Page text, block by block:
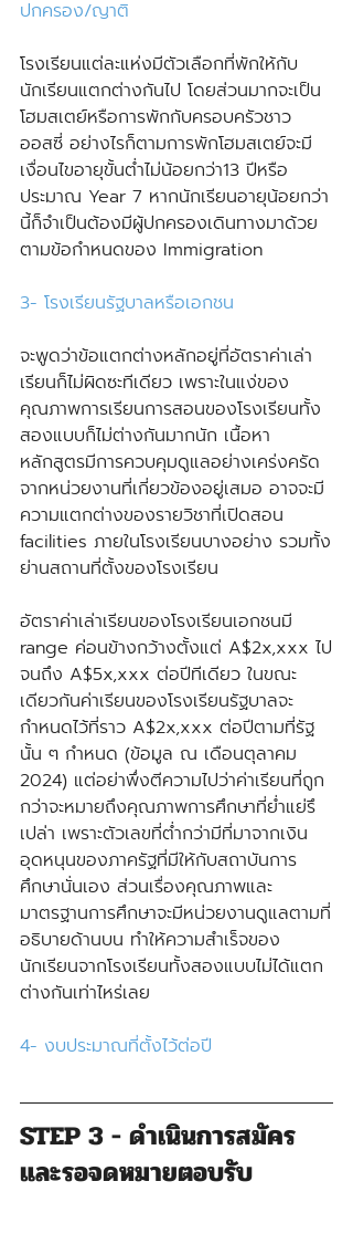
ปกครอง/ญาติ
โรงเรียนแต่ละแห่งมีตัวเลือกที่พักให้กับ
นักเรียนแตกต่างกันไป โดยส่วนมากจะเป็น
โฮมสเตย์หรือการพักกับครอบครัวชาว
ออสซี่ อย่างไรก็ตามการพักโฮมสเตย์จะมี
เงื่อนไขอายุขั้นต่ำไม่น้อยกว่า13 ปีหรือ
ประมาณ Year 7 หากนักเรียนอายุน้อยกว่า
นี้ก็จำเป็นต้องมีผู้ปกครองเดินทางมาด้วย
ตามข้อกำหนดของ Immigration
3- โรงเรียนรัฐบาลหรือเอกชน
จะพูดว่าข้อแตกต่างหลักอยู่ที่อัตราค่าเล่า
เรียนก็ไม่ผิดซะทีเดียว เพราะในแง่ของ
คุณภาพการเรียนการสอนของโรงเรียนทั้ง
สองแบบก็ไม่ต่างกันมากนัก เนื้อหา
หลักสูตรมีการควบคุมดูแลอย่างเคร่งครัด
จากหน่วยงานที่เกี่ยวข้องอยู่เสมอ อาจจะมี
ความแตกต่างของรายวิชาที่เปิดสอน
facilities ภายในโรงเรียนบางอย่าง รวมทั้ง
ย่านสถานที่ตั้งของโรงเรียน
อัตราค่าเล่าเรียนของโรงเรียนเอกชนมี
range ค่อนข้างกว้างตั้งแต่ A$2x,xxx ไป
จนถึง A$5x,xxx ต่อปีทีเดียว ในขณะ
เดียวกันค่าเรียนของโรงเรียนรัฐบาลจะ
กำหนดไว้ที่ราว A$2x,xxx ต่อปีตามที่รัฐ
นั้น ๆ กำหนด (ข้อมูล ณ เดือนตุลาคม
2024) แต่อย่าพึ่งตีความไปว่าค่าเรียนที่ถูก
กว่าจะหมายถึงคุณภาพการศึกษาที่ย่ำแย่รึ
เปล่า เพราะตัวเลขที่ต่ำกว่ามีที่มาจากเงิน
อุดหนุนของภาครัฐที่มีให้กับสถาบันการ
ศึกษานั่นเอง ส่วนเรื่องคุณภาพและ
มาตรฐานการศึกษาจะมีหน่วยงานดูแลตามที่
อธิบายด้านบน ทำให้ความสำเร็จของ
นักเรียนจากโรงเรียนทั้งสองแบบไม่ได้แตก
ต่างกันเท่าไหร่เลย
4- งบประมาณที่ตั้งไว้ต่อปี
STEP 3 - ดำเนินการสมัคร
และรอจดหมายตอบรับ